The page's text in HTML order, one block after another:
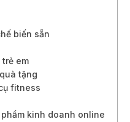
biến sẵn
em
tặng
fitness
kinh doanh online